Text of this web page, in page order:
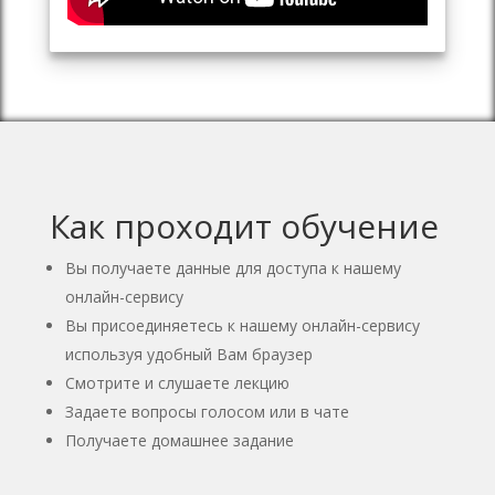
Как проходит обучение
Вы получаете данные для доступа к нашему
онлайн-сервису
Вы присоединяетесь к нашему онлайн-сервису
используя удобный Вам браузер
Смотрите и слушаете лекцию
Задаете вопросы голосом или в чате
Получаете домашнее задание